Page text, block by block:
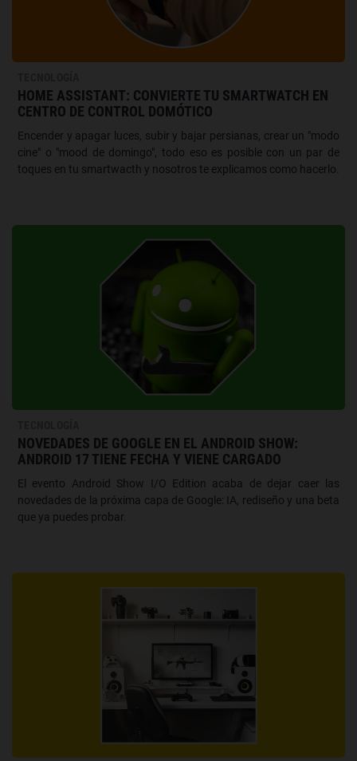
HOME ASSISTANT: CONVIERTE TU SMARTWATCH EN
CENTRO DE CONTROL DOMÓTICO
Encender y apagar luces, subir y bajar persianas, crear un "modo
cine" o "mood de domingo", todo eso es posible con un par de
toques en tu smartwacth y nosotros te explicamos como hacerlo.
NOVEDADES DE GOOGLE EN EL ANDROID SHOW:
ANDROID 17 TIENE FECHA Y VIENE CARGADO
El evento Android Show I/O Edition acaba de dejar caer las
novedades de la próxima capa de Google: IA, rediseño y una beta
que ya puedes probar.